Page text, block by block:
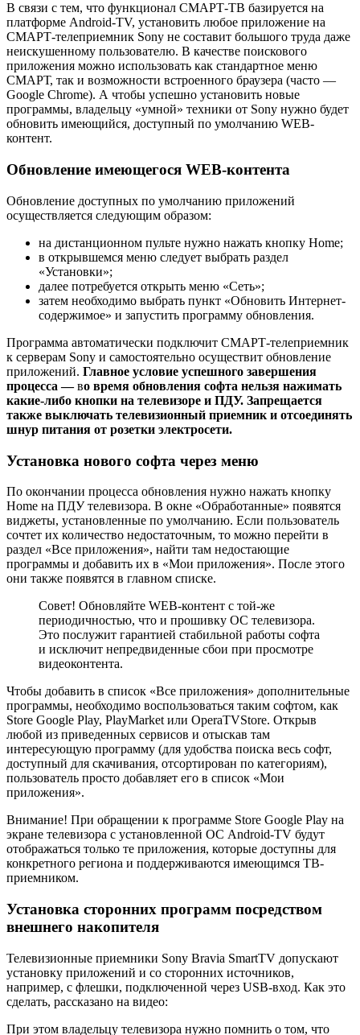
В связи с тем, что функционал СМАРТ-ТВ базируется на
платформе Android-TV, установить любое приложение на
СМАРТ-телеприемник Sony не составит большого труда даже
неискушенному пользователю. В качестве поискового
приложения можно использовать как стандартное меню
СМАРТ, так и возможности встроенного браузера (часто —
Google Chrome). А чтобы успешно установить новые
программы, владельцу «умной» техники от Sony нужно будет
обновить имеющийся, доступный по умолчанию WEB-
контент.
Обновление имеющегося WEB-контента
Обновление доступных по умолчанию приложений
осуществляется следующим образом:
на дистанционном пульте нужно нажать кнопку Home;
в открывшемся меню следует выбрать раздел
«Установки»;
далее потребуется открыть меню «Сеть»;
затем необходимо выбрать пункт «Обновить Интернет-
содержимое» и запустить программу обновления.
Программа автоматически подключит СМАРТ-телеприемник
к серверам Sony и самостоятельно осуществит обновление
приложений. Главное условие успешного завершения
процесса —во время обновления софта нельзя нажимать
какие-либо кнопки на телевизоре и ПДУ. Запрещается
также выключать телевизионный приемник и отсоединять
шнур питания от розетки электросети.
Установка нового софта через меню
По окончании процесса обновления нужно нажать кнопку
Home на ПДУ телевизора. В окне «Обработанные» появятся
виджеты, установленные по умолчанию. Если пользователь
сочтет их количество недостаточным, то можно перейти в
раздел «Все приложения», найти там недостающие
программы и добавить их в «Мои приложения». После этого
они также появятся в главном списке.
Совет! Обновляйте WEB-контент с той-же
периодичностью, что и прошивку ОС телевизора.
Это послужит гарантией стабильной работы софта
и исключит непредвиденные сбои при просмотре
видеоконтента.
Чтобы добавить в список «Все приложения» дополнительные
программы, необходимо воспользоваться таким софтом, как
Store Google Play, PlayMarket или OperaTVStore. Открыв
любой из приведенных сервисов и отыскав там
интересующую программу (для удобства поиска весь софт,
доступный для скачивания, отсортирован по категориям),
пользователь просто добавляет его в список «Мои
приложения».
Внимание! При обращении к программе Store Google Play на
экране телевизора с установленной ОС Android-TV будут
отображаться только те приложения, которые доступны для
конкретного региона и поддерживаются имеющимся ТВ-
приемником.
Установка сторонних программ посредством
внешнего накопителя
Телевизионные приемники Sony Bravia SmartTV допускают
установку приложений и со сторонних источников,
например, с флешки, подключенной через USB-вход. Как это
сделать, рассказано на видео:
При этом владельцу телевизора нужно помнить о том, что